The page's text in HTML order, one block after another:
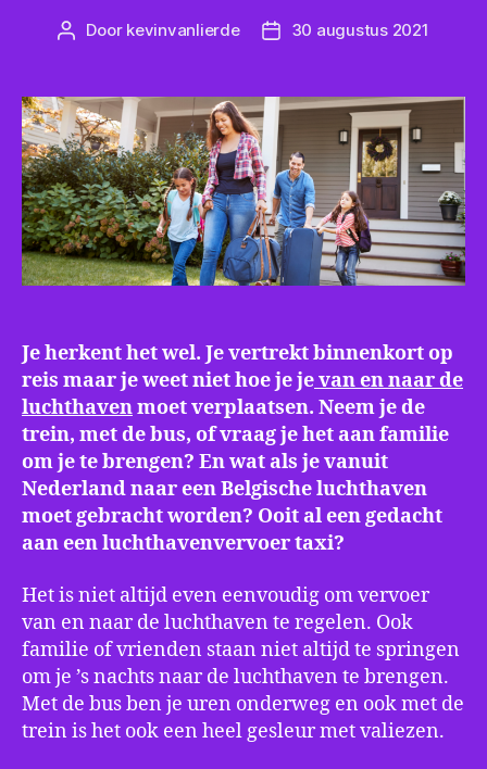
Bericht
Door kevinvanlierde Berichtdatum
30 augustus 2021
Je herkent het wel. Je vertrekt binnenkort op
reis maar je weet niet hoe je jevan en naar de
luchthavenmoet verplaatsen. Neem je de
trein, met de bus, of vraag je het aan familie
om je te brengen? En wat als je vanuit
Nederland naar een Belgische luchthaven
moet gebracht worden? Ooit al een gedacht
aan een luchthavenvervoer taxi?
Het is niet altijd even eenvoudig om vervoer
van en naar de luchthaven te regelen. Ook
familie of vrienden staan niet altijd te springen
om je ’s nachts naar de luchthaven te brengen.
Met de bus ben je uren onderweg en ook met de
trein is het ook een heel gesleur met valiezen.